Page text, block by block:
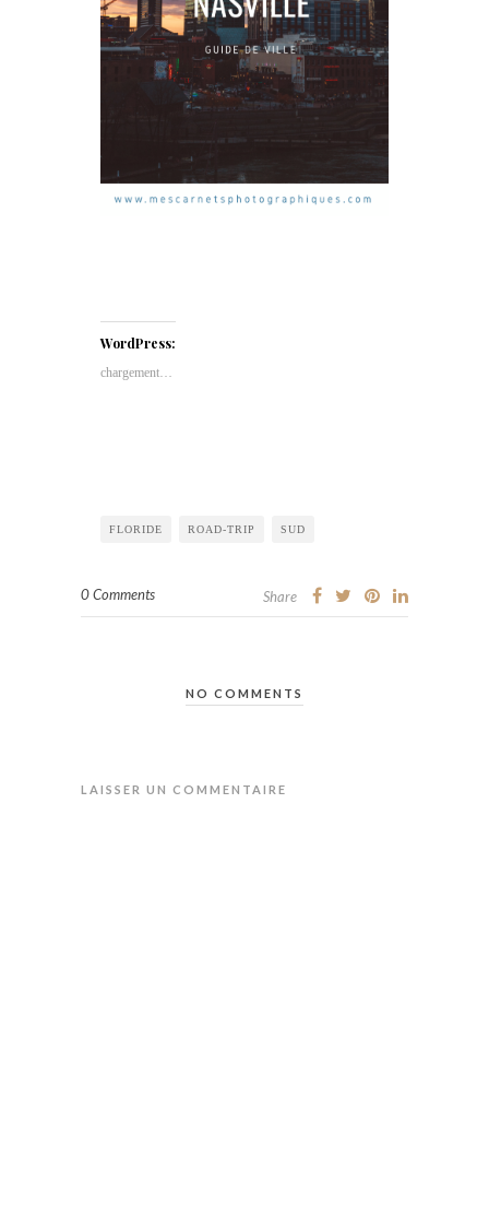
WordPress:
chargement…
FLORIDE ROAD-TRIP SUD
0 Comments Share
NO COMMENTS
LAISSER UN COMMENTAIRE